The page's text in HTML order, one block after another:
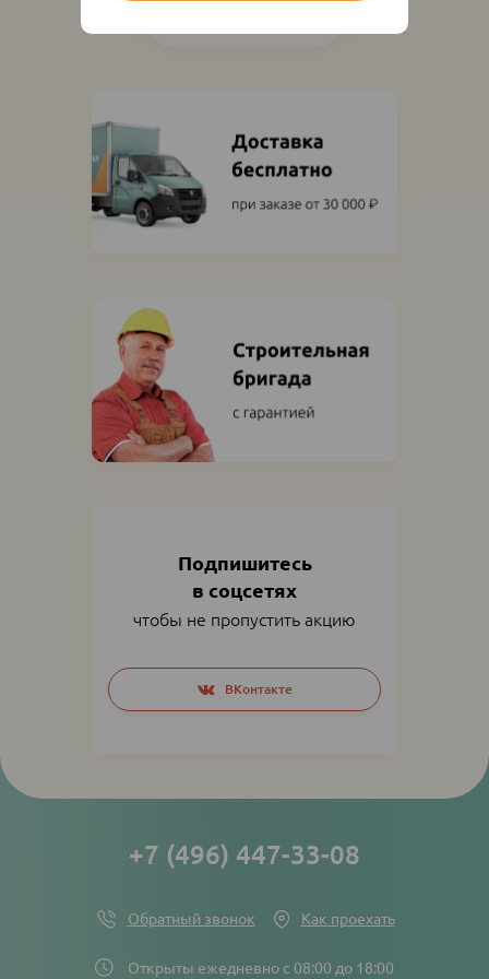
Подпишитесь
в соцсетях
чтобы не пропустить акцию
Social
networks
links
ВКонтакте
Открыты ежедневно с 08:00 до 18:00
+7 (496) 447-33-08
Обратный звонок Как проехать